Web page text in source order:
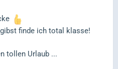
finde ich total klasse!
tollen Urlaub ...